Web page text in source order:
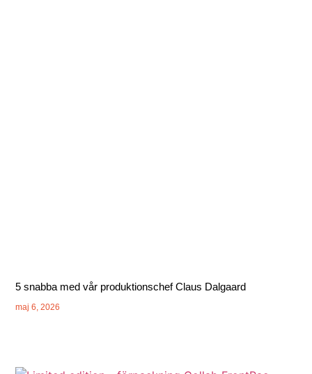
5 snabba med vår produktionschef Claus Dalgaard
maj 6, 2026